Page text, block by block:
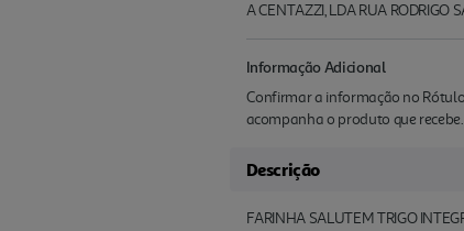
A CENTAZZI, LDA RUA RODRIGO
Informação Adicional
Confirmar a informação no
acompanha o produto que recebe.
Descrição
FARINHA SALUTEM TRIGO